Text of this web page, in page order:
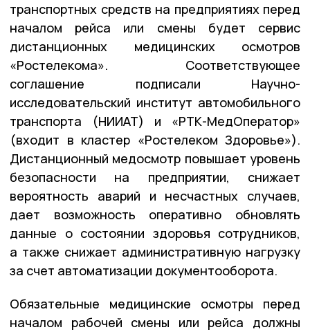
транспортных средств на предприятиях перед
началом рейса или смены будет сервис
дистанционных медицинских осмотров
«Ростелекома». Соответствующее
соглашение подписали Научно-
исследовательский институт автомобильного
транспорта (НИИАТ) и «РТК-МедОператор»
(входит в кластер «Ростелеком Здоровье»).
Дистанционный медосмотр повышает уровень
безопасности на предприятии, снижает
вероятность аварий и несчастных случаев,
дает возможность оперативно обновлять
данные о состоянии здоровья сотрудников,
а также снижает административную нагрузку
за счет автоматизации документооборота.
Обязательные медицинские осмотры перед
началом рабочей смены или рейса должны